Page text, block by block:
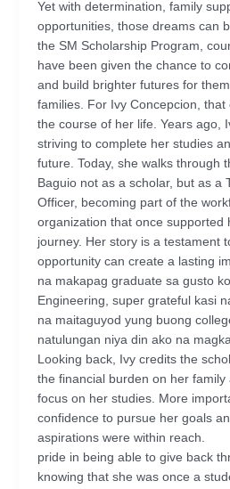
Yet with determination, family
opportunities, those dreams can
the SM Scholarship Program,
have been given the chance to
and build brighter futures for
families. For Ivy Concepcion, that
the course of her life. Years ago,
striving to complete her studies
future. Today, she walks through
Baguio not as a scholar, but as a
Officer, becoming part of the
organization that once supported
journey. Her story is a testament
opportunity can create a lasting
na makapag graduate sa gusto
Engineering, super grateful kasi
na maitaguyod yung buong
natulungan niya din ako na
Looking back, Ivy credits the
the financial burden on her family
focus on her studies. More
confidence to pursue her goals
aspirations were within
pride in being able to give back
knowing that she was once a